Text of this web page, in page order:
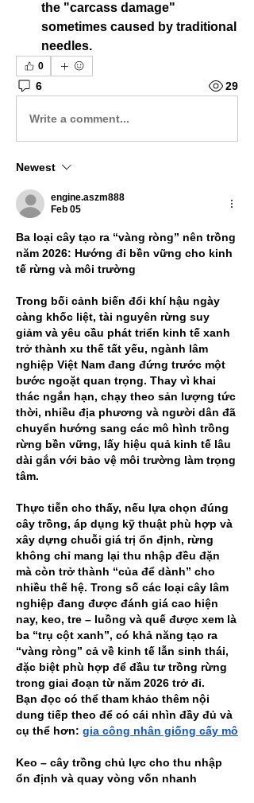
the "carcass damage"
sometimes caused by traditional
needles.
0
6 29
Write a comment...
Newest
engine.aszm888
Feb 05
Ba loại cây tạo ra “vàng ròng” nên trồng
năm 2026: Hướng đi bền vững cho kinh
tế rừng và môi trường
Trong bối cảnh biến đổi khí hậu ngày
càng khốc liệt, tài nguyên rừng suy
giảm và yêu cầu phát triển kinh tế xanh
trở thành xu thế tất yếu, ngành lâm
nghiệp Việt Nam đang đứng trước một
bước ngoặt quan trọng. Thay vì khai
thác ngắn hạn, chạy theo sản lượng tức
thời, nhiều địa phương và người dân đã
chuyển hướng sang các mô hình trồng
rừng bền vững, lấy hiệu quả kinh tế lâu
dài gắn với bảo vệ môi trường làm trọng
tâm.
Thực tiễn cho thấy, nếu lựa chọn đúng
cây trồng, áp dụng kỹ thuật phù hợp và
xây dựng chuỗi giá trị ổn định, rừng
không chỉ mang lại thu nhập đều đặn
mà còn trở thành “của để dành” cho
nhiều thế hệ. Trong số các loại cây lâm
nghiệp đang được đánh giá cao hiện
nay, keo, tre – luồng và quế được xem là
ba “trụ cột xanh”, có khả năng tạo ra
“vàng ròng” cả về kinh tế lẫn sinh thái,
đặc biệt phù hợp để đầu tư trồng rừng
trong giai đoạn từ năm 2026 trở đi.
Bạn đọc có thể tham khảo thêm nội
dung tiếp theo để có cái nhìn đầy đủ và
cụ thể hơn: gia công nhân giống cấy mô
Keo – cây trồng chủ lực cho thu nhập
ổn định và quay vòng vốn nhanh